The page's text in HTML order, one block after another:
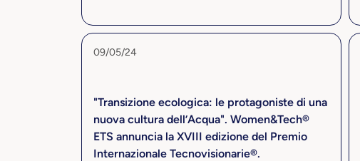
09/05/24
"Transizione ecologica: le protagoniste di una
nuova cultura dell’Acqua". Women&Tech®
ETS annuncia la XVIII edizione del Premio
Internazionale Tecnovisionarie®.